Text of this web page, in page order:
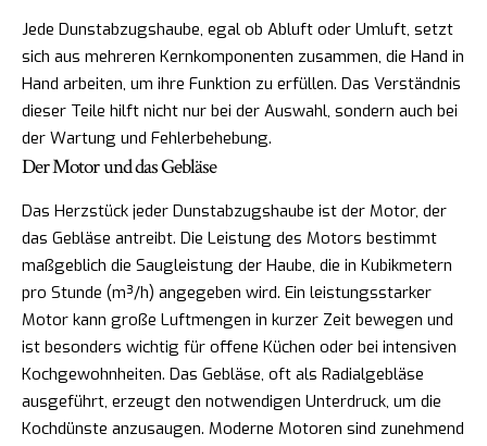
Jede Dunstabzugshaube, egal ob Abluft oder Umluft, setzt
sich aus mehreren Kernkomponenten zusammen, die Hand in
Hand arbeiten, um ihre Funktion zu erfüllen. Das Verständnis
dieser Teile hilft nicht nur bei der Auswahl, sondern auch bei
der Wartung und Fehlerbehebung.
Der Motor und das Gebläse
Das Herzstück jeder Dunstabzugshaube ist der Motor, der
das Gebläse antreibt. Die Leistung des Motors bestimmt
maßgeblich die Saugleistung der Haube, die in Kubikmetern
pro Stunde (m³/h) angegeben wird. Ein leistungsstarker
Motor kann große Luftmengen in kurzer Zeit bewegen und
ist besonders wichtig für offene Küchen oder bei intensiven
Kochgewohnheiten. Das Gebläse, oft als Radialgebläse
ausgeführt, erzeugt den notwendigen Unterdruck, um die
Kochdünste anzusaugen. Moderne Motoren sind zunehmend